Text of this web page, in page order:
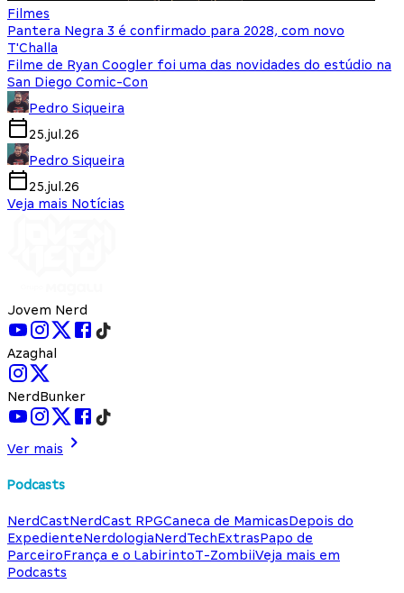
Filmes
Pantera Negra 3 é confirmado para 2028, com novo
T'Challa
Filme de Ryan Coogler foi uma das novidades do estúdio na
San Diego Comic-Con
Pedro Siqueira
25.jul.26
Pedro Siqueira
25.jul.26
Veja mais Notícias
Jovem Nerd
Azaghal
NerdBunker
Ver mais
Podcasts
NerdCastNerdCast RPGCaneca de MamicasDepois do
ExpedienteNerdologiaNerdTechExtrasPapo de
ParceiroFrança e o LabirintoT-ZombiiVeja mais em
Podcasts